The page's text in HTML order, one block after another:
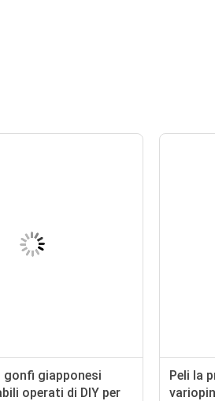
giapponesi
operati di DIY per
Peli la